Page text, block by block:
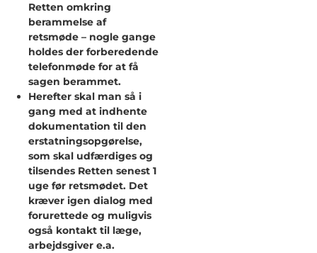
Retten omkring
berammelse af
retsmøde – nogle gange
holdes der forberedende
telefonmøde for at få
sagen berammet.
Herefter skal man så i
gang med at indhente
dokumentation til den
erstatningsopgørelse,
som skal udfærdiges og
tilsendes Retten senest 1
uge før retsmødet. Det
kræver igen dialog med
forurettede og muligvis
også kontakt til læge,
arbejdsgiver e.a.